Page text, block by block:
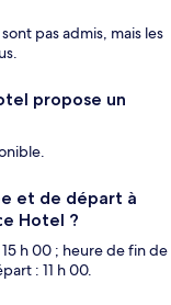
pas admis, mais les
propose un
et de départ à
Hotel ?
h 00 ; heure de fin de
: 11 h 00.